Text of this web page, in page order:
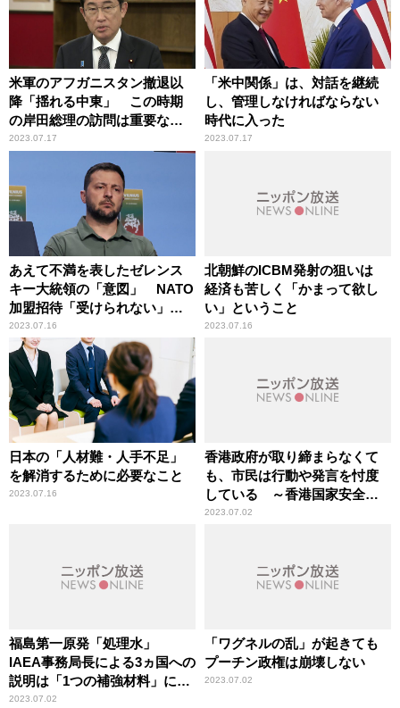
米軍のアフガニスタン撤退以
降「揺れる中東」 この時期
の岸田総理の訪問は重要な意
味を持つ
2023.07.17
「米中関係」は、対話を継続
し、管理しなければならない
時代に入った
2023.07.17
あえて不満を表したゼレンス
キー大統領の「意図」 NATO
加盟招待「受けられない」こ
とを承知の上で
2023.07.16
北朝鮮のICBM発射の狙いは
経済も苦しく「かまって欲し
い」ということ
2023.07.16
日本の「人材難・人手不足」
を解消するために必要なこと
2023.07.16
香港政府が取り締まらなくて
も、市民は行動や発言を忖度
している ～香港国家安全維
持法の施行から3年
2023.07.02
福島第一原発「処理水」
IAEA事務局長による3ヵ国への
説明は「1つの補強材料」にな
る
2023.07.02
「ワグネルの乱」が起きても
プーチン政権は崩壊しない
2023.07.02